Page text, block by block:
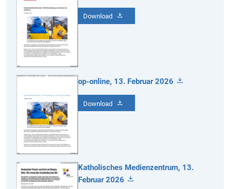
Download
op-online, 13. Februar 2026
Download
Katholisches Medienzentrum, 13.
Februar 2026